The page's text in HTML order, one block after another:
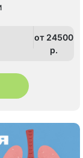
от 24500
p.